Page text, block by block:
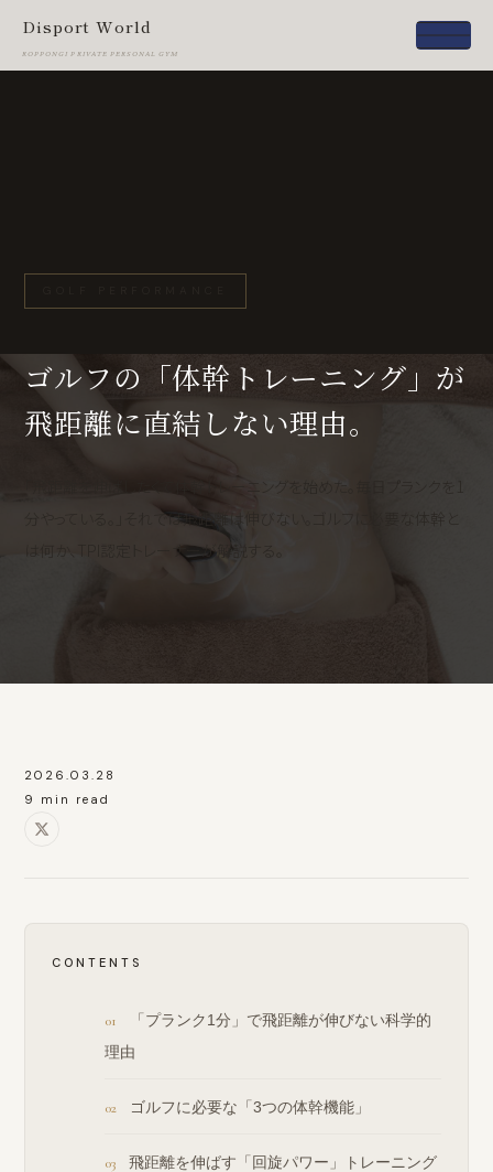
Disport World
ROPPONGI PRIVATE PERSONAL GYM
ゴルフの「体幹トレーニング」が
飛距離に直結しない理由。
分やっている。」それでは飛距離は伸びない。ゴルフに必要な体幹と
は何か、TPI認定トレーナーが解説する。
2026.03.28
9 min read
CONTENTS
「プランク1分」で飛距離が伸びない科学的
理由
ゴルフに必要な「3つの体幹機能」
飛距離を伸ばす「回旋パワー」トレーニング